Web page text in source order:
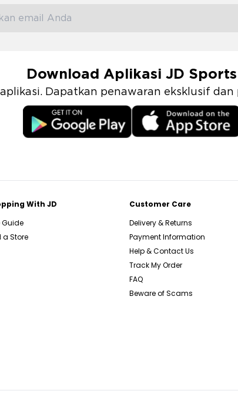
Download Aplikasi JD Sports
Dapatkan penawaran eksklusif
With JD
Guide
a Store
Customer Care
Delivery & Returns
Payment Information
Help & Contact Us
Track My Order
FAQ
Beware of Scams